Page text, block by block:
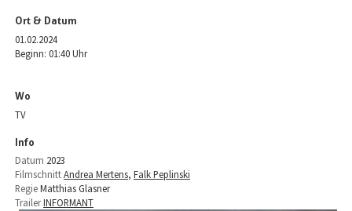
Ort & Datum
01.02.2024
Beginn: 01:40 Uhr
Wo
TV
Info
Datum 2023
FilmschnittAndrea Mertens, Falk Peplinski
RegieMatthias Glasner
TrailerINFORMANT